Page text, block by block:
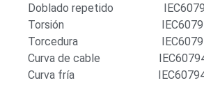
Doblado repetido
Torsión IEC60794-
Torcedura IEC60794-
Curva de cable IEC60794-
Curva fría IEC60794-